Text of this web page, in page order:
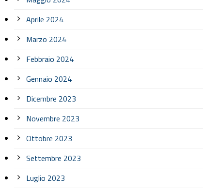
Aprile 2024
Marzo 2024
Febbraio 2024
Gennaio 2024
Dicembre 2023
Novembre 2023
Ottobre 2023
Settembre 2023
Luglio 2023